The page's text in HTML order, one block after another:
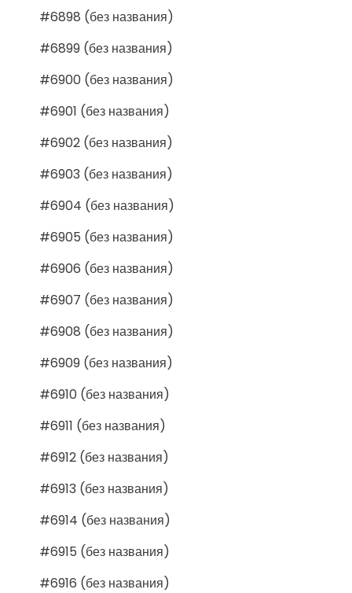
#6898 (без названия)
#6899 (без названия)
#6900 (без названия)
#6901 (без названия)
#6902 (без названия)
#6903 (без названия)
#6904 (без названия)
#6905 (без названия)
#6906 (без названия)
#6907 (без названия)
#6908 (без названия)
#6909 (без названия)
#6910 (без названия)
#6911 (без названия)
#6912 (без названия)
#6913 (без названия)
#6914 (без названия)
#6915 (без названия)
#6916 (без названия)